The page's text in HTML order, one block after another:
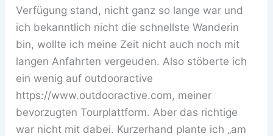
Verfügung stand, nicht ganz so lange war und
ich bekanntlich nicht die schnellste Wanderin
bin, wollte ich meine Zeit nicht auch noch mit
langen Anfahrten vergeuden. Also stöberte ich
ein wenig auf outdooractive
https://www.outdooractive.com, meiner
bevorzugten Tourplattform. Aber das richtige
war nicht mit dabei. Kurzerhand plante ich „am